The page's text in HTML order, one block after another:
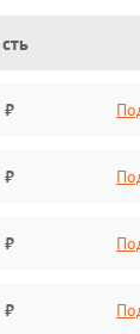
₽
₽
₽
₽